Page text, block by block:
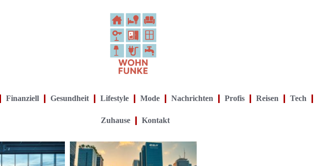
Finanziell Gesundheit Lifestyle Mode Nachrichten Profis Reisen Tech
Zuhause Kontakt